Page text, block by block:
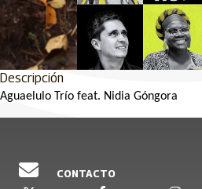
Descripción
Aguaelulo Trío feat. Nidia Góngora
CONTACTO